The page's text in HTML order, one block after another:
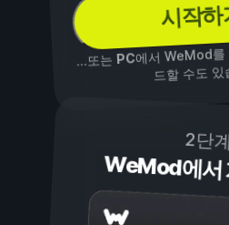
시작하
...또는PC에서 WeMod를
드할 수도
2단계
WeMod에서